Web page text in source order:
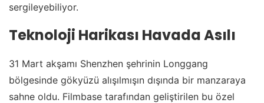
sergileyebiliyor.
Teknoloji Harikası Havada Asılı
31 Mart akşamı Shenzhen şehrinin Longgang
bölgesinde gökyüzü alışılmışın dışında bir manzaraya
sahne oldu. Filmbase tarafından geliştirilen bu özel